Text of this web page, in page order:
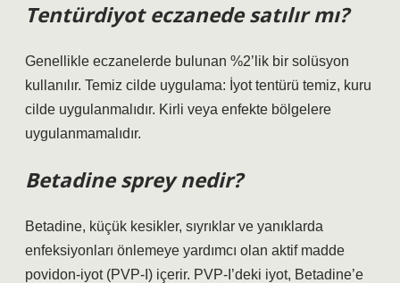
Tentürdiyot eczanede satılır mı?
Genellikle eczanelerde bulunan %2’lik bir solüsyon
kullanılır. Temiz cilde uygulama: İyot tentürü temiz, kuru
cilde uygulanmalıdır. Kirli veya enfekte bölgelere
uygulanmamalıdır.
Betadine sprey nedir?
Betadine, küçük kesikler, sıyrıklar ve yanıklarda
enfeksiyonları önlemeye yardımcı olan aktif madde
povidon-iyot (PVP-I) içerir. PVP-I’deki iyot, Betadine’e